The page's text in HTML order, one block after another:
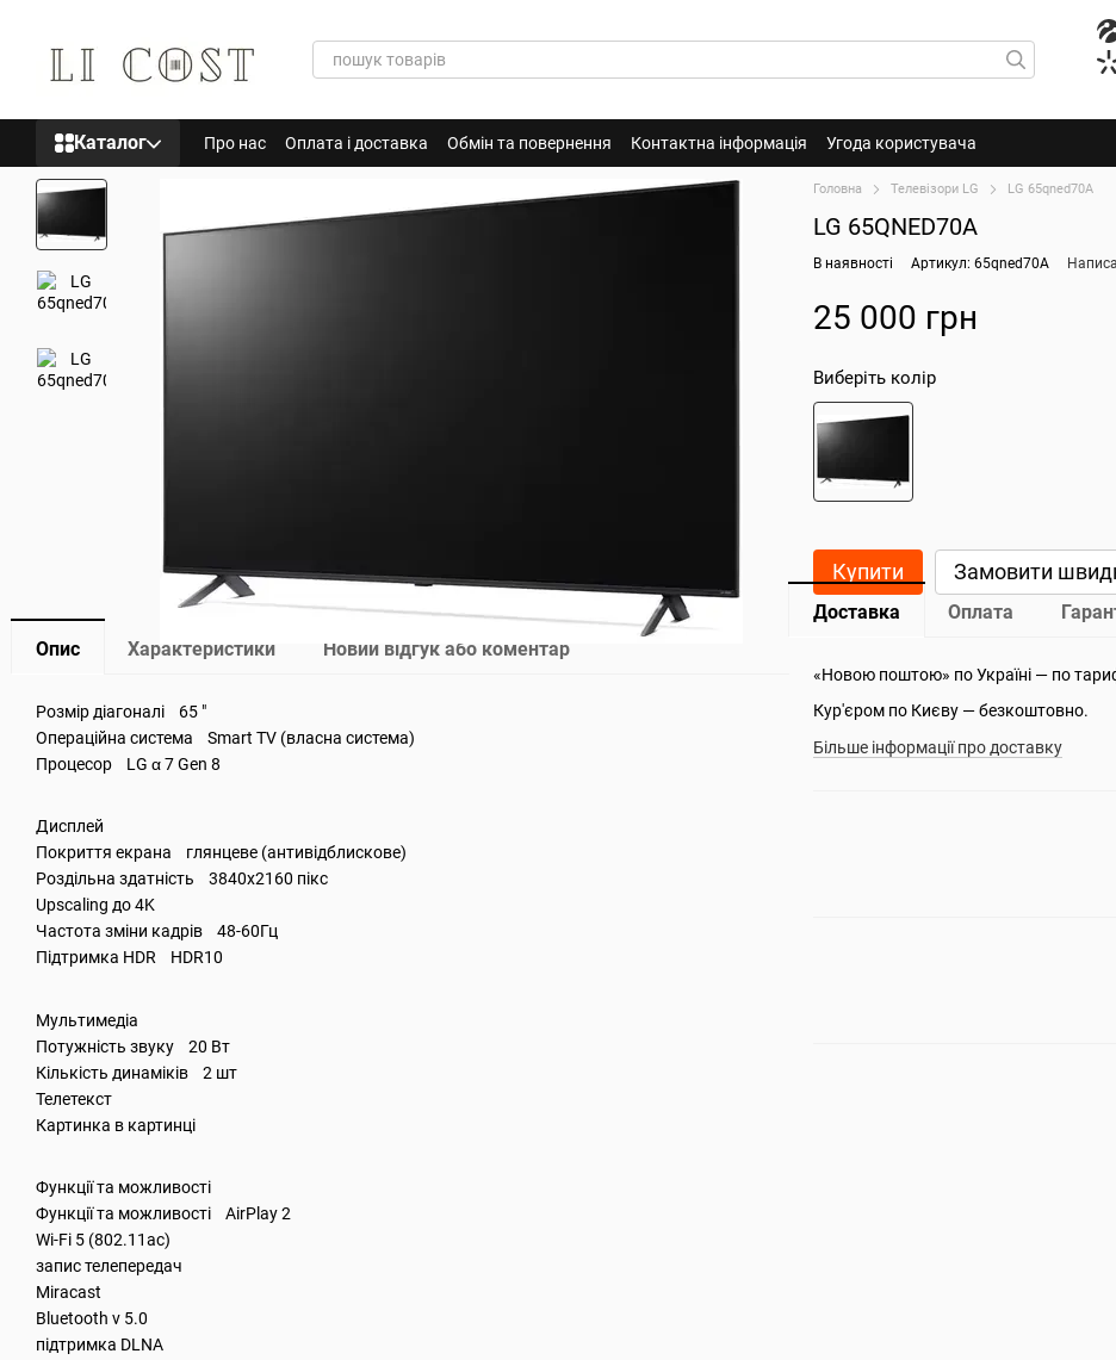
Каталог Про нас Оплата і доставка Обмін та повернення Контактна інформація Угода користувача
Опис Характеристики Новий відгук або коментар
Розмір діагоналі 65 "
Операційна система Smart TV (власна система)
Процесор LG α 7 Gen 8
Дисплей
Покриття екрана глянцеве (антивідблискове)
Роздільна здатність 3840x2160 пікс
Upscaling до 4K
Частота зміни кадрів 48-60Гц
Підтримка HDR HDR10
Мультимедіа
Потужність звуку 20 Вт
Кількість динаміків 2 шт
Телетекст
Картинка в картинці
Функції та можливості
Функції та можливості AirPlay 2
Wi-Fi 5 (802.11ac)
запис телепередач
Miracast
Bluetooth v 5.0
підтримка DLNA
Головна Телевізори LG LG 65qned70A
LG 65QNED70A
В наявності Артикул: 65qned70A
25 000 грн
Виберіть колір
Купити Замовити
Доставка Оплата
«Новою поштою» по Україні — по
Кур'єром по Києву — безкоштовно.
Більше інформації про доставку